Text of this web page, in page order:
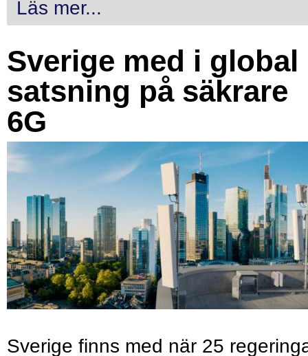
Läs mer...
Sverige med i global
satsning på säkrare
6G
Sverige finns med när 25